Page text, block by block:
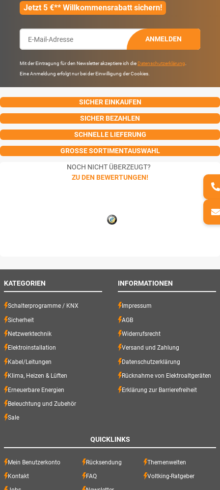
Jetzt 5 €** Willkommensrabatt sichern!
ANMELDEN
Mit der Eintragung für den Newsletter akzeptiere ich die Datenschutzerklärung
Eine Anmeldung erfolgt nur bei der Einwilligung der Cookies.
SICHER EINKAUFEN
SICHER BEZAHLEN
SCHNELLE LIEFERUNG
GROSSE SORTIMENTAUSWAHL
NOCH NICHT ÜBERZEUGT?
ZU DEN BEWERTUNGEN!
KATEGORIEN
Schalterprogramme / KNX
Sicherheit
Netzwerktechnik
Elektroinstallation
Kabel/Leitungen
Klima, Heizen & Lüften
Erneuerbare Energien
Beleuchtung und Zubehör
Sale
INFORMATIONEN
Impressum
AGB
Widerrufsrecht
Versand und Zahlung
Datenschutzerklärung
Rücknahme von Elektroaltgeräten
Erklärung zur Barrierefreiheit
QUICKLINKS
Mein Benutzerkonto Rücksendung Themenwelten
Kontakt FAQ Voltking-Ratgeber